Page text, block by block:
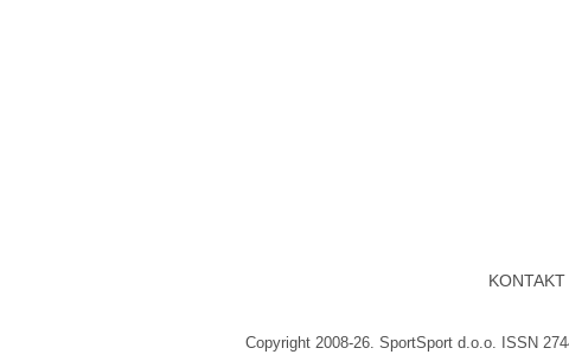
KONTAKT
Copyright 2008-26. SportSport d.o.o. ISSN